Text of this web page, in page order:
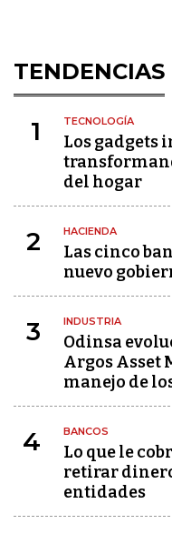
TENDENCIAS
1 TECNOLOGÍA
Los gadgets
del hogar
2 HACIENDA
Las cinco
nuevo
3 INDUSTRIA
Odinsa
Argos Asset
manejo de
4 BANCOS
Lo que le
retirar
entidades